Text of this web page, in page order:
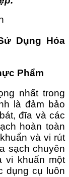
Dụng Hóa
Phẩm
nhất trong
là đảm bảo
đĩa và các
hoàn toàn
và vi rút
sạch chuyên
vi khuẩn một
dụng cụ luôn